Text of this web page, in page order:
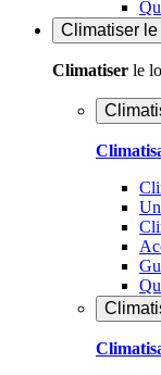
Climatiser
Climatiser le